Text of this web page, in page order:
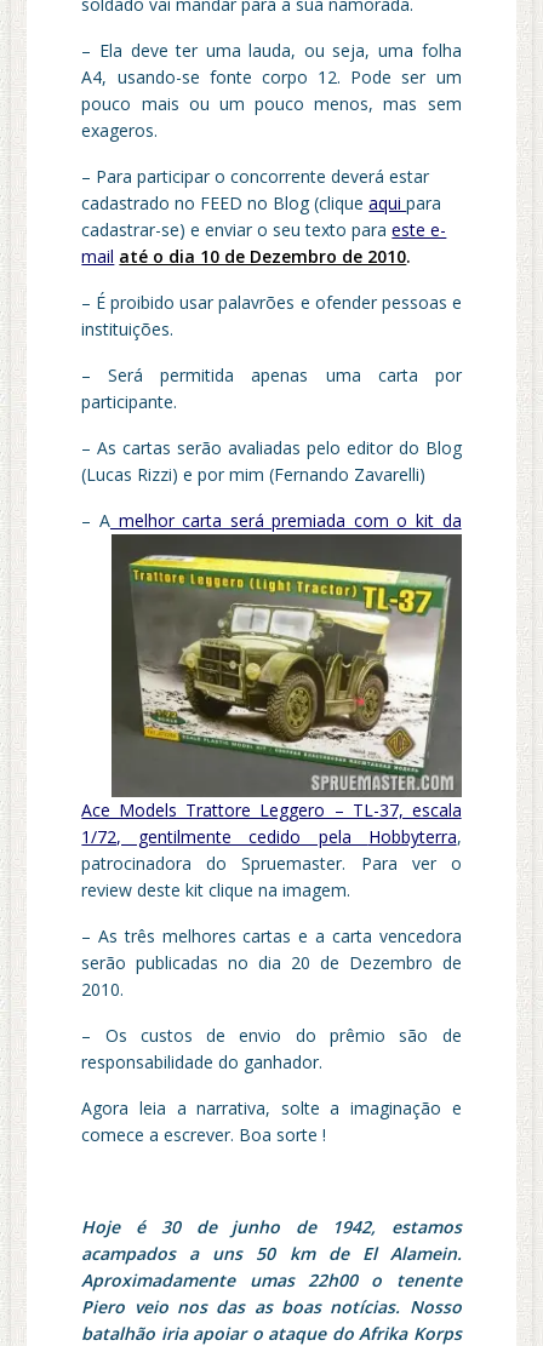
– Ela deve ter uma lauda, ou seja, uma folha
A4, usando-se fonte corpo 12. Pode ser um
pouco mais ou um pouco menos, mas sem
exageros.
– Para participar o concorrente deverá estar
cadastrado no FEED no Blog (cliqueaquipara
cadastrar-se) e enviar o seu texto paraeste e-
mail até o dia 10 de Dezembro de 2010.
– É proibido usar palavrões e ofender pessoas e
instituições.
– Será permitida apenas uma carta por
participante.
– As cartas serão avaliadas pelo editor do Blog
(Lucas Rizzi) e por mim (Fernando Zavarelli)
– Amelhor carta será premiada com o kit da
Ace Models Trattore Leggero – TL-37, escala
1/72, gentilmente cedido pela Hobbyterra,
patrocinadora do Spruemaster. Para ver o
review deste kit clique na imagem.
– As três melhores cartas e a carta vencedora
serão publicadas no dia 20 de Dezembro de
2010.
– Os custos de envio do prêmio são de
responsabilidade do ganhador.
Agora leia a narrativa, solte a imaginação e
comece a escrever. Boa sorte !
Hoje é 30 de junho de 1942, estamos
acampados a uns 50 km de El Alamein.
Aproximadamente umas 22h00 o tenente
Piero veio nos das as boas notícias. Nosso
batalhão iria apoiar o ataque do Afrika Korps